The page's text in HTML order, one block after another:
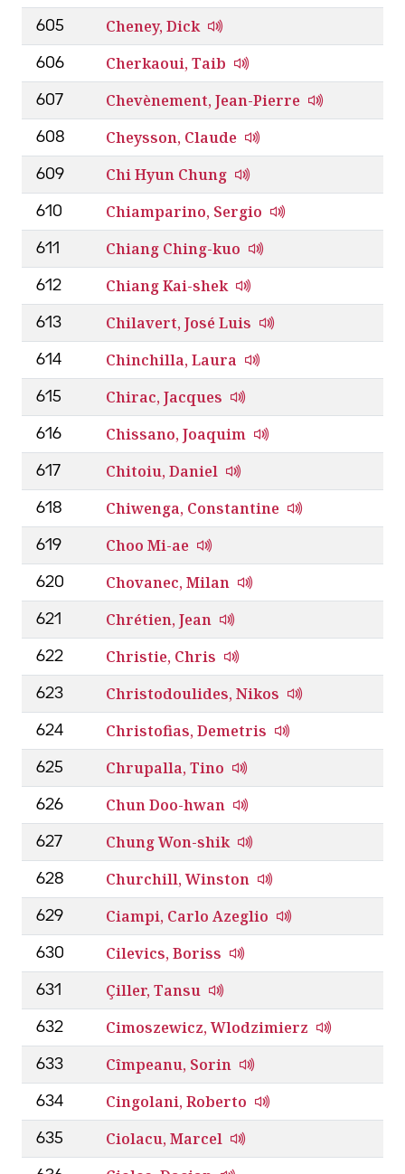
605 Cheney, Dick
606 Cherkaoui, Taib
607 Chevènement, Jean-Pierre
608 Cheysson, Claude
609 Chi Hyun Chung
610 Chiamparino, Sergio
611 Chiang Ching-kuo
612 Chiang Kai-shek
613 Chilavert, José Luis
614 Chinchilla, Laura
615 Chirac, Jacques
616 Chissano, Joaquim
617 Chitoiu, Daniel
618 Chiwenga, Constantine
619 Choo Mi-ae
620 Chovanec, Milan
621 Chrétien, Jean
622 Christie, Chris
623 Christodoulides, Nikos
624 Christofias, Demetris
625 Chrupalla, Tino
626 Chun Doo-hwan
627 Chung Won-shik
628 Churchill, Winston
629 Ciampi, Carlo Azeglio
630 Cilevics, Boriss
631 Çiller, Tansu
632 Cimoszewicz, Wlodzimierz
633 Cîmpeanu, Sorin
634 Cingolani, Roberto
635 Ciolacu, Marcel